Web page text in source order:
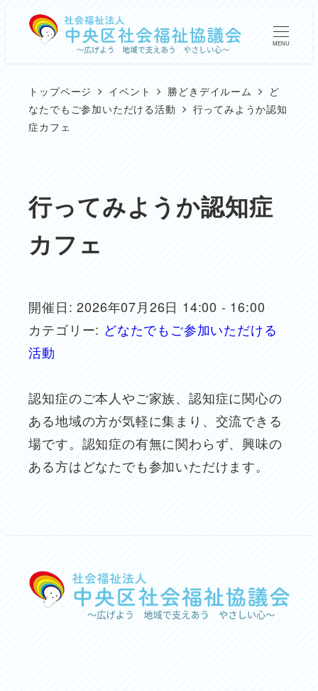
MENU
トップページ イベント 勝どきデイルーム
ど
なたでもご参加いただける活動
行ってみようか認知
症カフェ
行ってみようか認知症
カフェ
開催日: 2026年07月26日 14:00 - 16:00
カテゴリー: どなたでもご参加いただける
活動
認知症のご本人やご家族、認知症に関心の
ある地域の方が気軽に集まり、交流できる
場です。認知症の有無に関わらず、興味の
ある方はどなたでも参加いただけます。